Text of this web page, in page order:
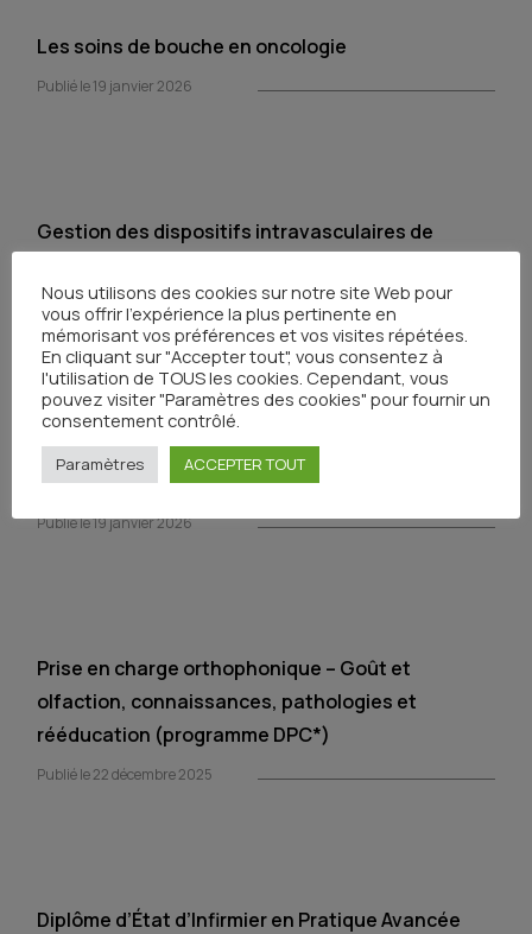
Les soins de bouche en oncologie
Publié le 19 janvier 2026
Gestion des dispositifs intravasculaires de
Publié le 19 janvier 2026
Savoir repérer les troubles de la déglutition et
connaître ses conséquences
Publié le 19 janvier 2026
Prise en charge orthophonique – Goût et
olfaction, connaissances, pathologies et
rééducation (programme DPC*)
Publié le 22 décembre 2025
Diplôme d’État d’Infirmier en Pratique Avancée
Nous utilisons des cookies sur notre site Web pour
vous offrir l'expérience la plus pertinente en
mémorisant vos préférences et vos visites répétées.
En cliquant sur "Accepter tout", vous consentez à
l'utilisation de TOUS les cookies. Cependant, vous
pouvez visiter "Paramètres des cookies" pour fournir un
consentement contrôlé.
Paramètres ACCEPTER TOUT